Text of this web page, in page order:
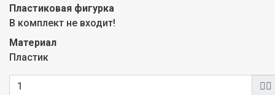
Пластиковая фигурка
В комплект не входит!
Материал
Пластик